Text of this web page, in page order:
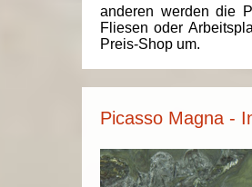
anderen werden die
Fliesen oder
Preis-Shop um.
Picasso Magna -